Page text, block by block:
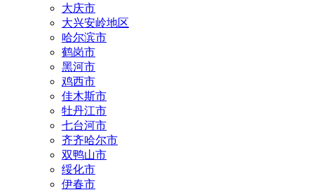
大庆市
大兴安岭地区
哈尔滨市
鹤岗市
黑河市
鸡西市
佳木斯市
牡丹江市
七台河市
齐齐哈尔市
双鸭山市
绥化市
伊春市